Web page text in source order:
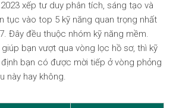
xếp tư duy phân tích, sáng tạo và
tục vào top 5 kỹ năng quan trọng nhất
Đây đều thuộc nhóm kỹ năng mềm.
bạn vượt qua vòng lọc hồ sơ, thì kỹ
bạn có được mời tiếp ở vòng phỏng
này hay không.